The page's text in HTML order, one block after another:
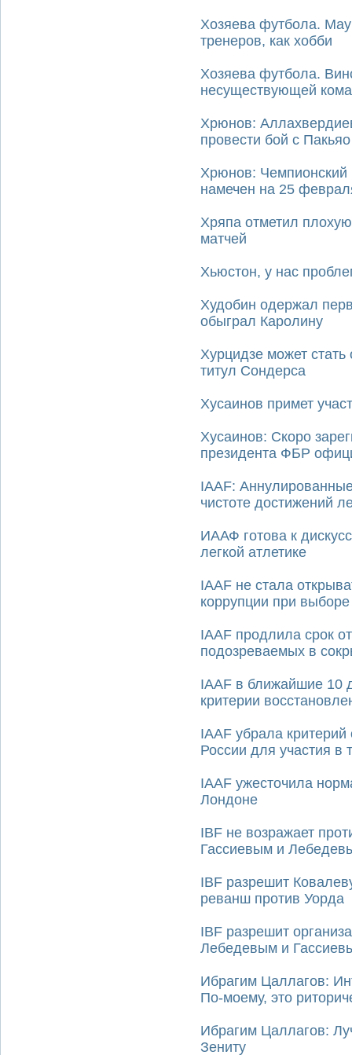
Хозяева футбола.
тренеров, как хобби
Хозяева футбола.
несуществующей
Хрюнов:
провести бой с
Хрюнов: Чемпионский
намечен на 25
Хряпа отметил
матчей
Хьюстон, у нас
Худобин одержал
обыграл Каролину
Хурцидзе может
титул Сондерса
Хусаинов примет
Хусаинов: Скоро
президента ФБР
IAAF:
чистоте достижений
ИААФ готова к
легкой атлетике
IAAF не стала
коррупции при
IAAF продлила срок
подозреваемых в
IAAF в ближайшие 10
критерии
IAAF убрала
России для участия в
IAAF ужесточила
Лондоне
IBF не возражает
Гассиевым и
IBF разрешит
реванш против Уорда
IBF разрешит
Лебедевым и
Ибрагим Цаллагов:
По-моему, это
Ибрагим Цаллагов:
Зениту